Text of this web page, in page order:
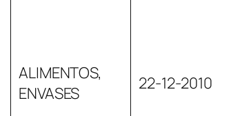
ALIMENTOS,
ENVASES
22-12-2010